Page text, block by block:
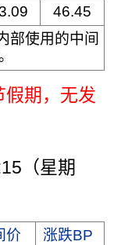
46.45
部使用的中间
假期，无发
（星期
价
涨跌BP